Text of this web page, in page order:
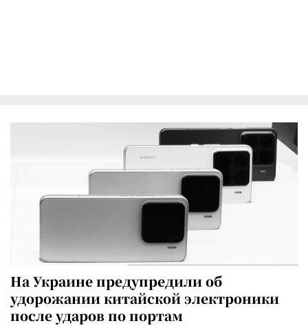
На Украине предупредили об
удорожании китайской электроники
после ударов по портам